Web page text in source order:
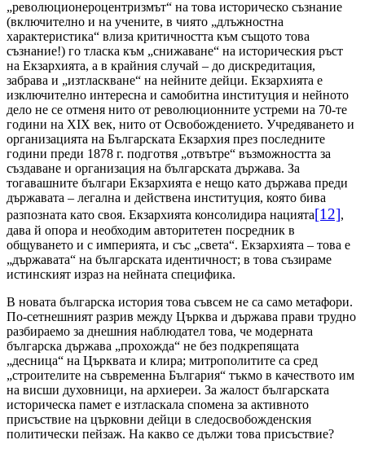
„революционероцентризмът“ на това историческо съзнание
(включително и на учените, в чиято „длъжностна
характеристика“ влиза критичността към същото това
съзнание!) го тласка към „снижаване“ на историческия ръст
на Екзархията, а в крайния случай – до дискредитация,
забрава и „изтласкване“ на нейните дейци. Екзархията е
изключително интересна и самобитна институция и нейното
дело не се отменя нито от революционните устреми на 70-те
години на XIX век, нито от Освобождението. Учредяването и
организацията на Българската Екзархия през последните
години преди 1878 г. подготвя „отвътре“ възможността за
създаване и организация на българската държава. За
тогавашните българи Екзархията е нещо като държава преди
държавата – легална и действена институция, която бива
разпозната като своя. Екзархията консолидира нацията[12],
дава й опора и необходим авторитетен посредник в
общуването и с империята, и със „света“. Екзархията – това е
„държавата“ на българската идентичност; в това съзираме
истинският израз на нейната специфика.
В новата българска история това съвсем не са само метафори.
По-сетнешният разрив между Църква и държава прави трудно
разбираемо за днешния наблюдател това, че модерната
българска държава „прохожда“ не без подкрепящата
„десница“ на Църквата и клира; митрополитите са сред
„строителите на съвременна България“ тъкмо в качеството им
на висши духовници, на архиереи. За жалост българската
историческа памет e изтласкала спомена за активното
присъствие на църковни дейци в следосвобожденския
политически пейзаж. На какво се дължи това присъствие?